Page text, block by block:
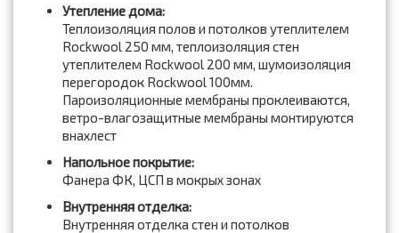
Утепление дома:
Теплоизоляция полов и потолков утеплителем
Rockwool 250 мм, теплоизоляция стен
утеплителем Rockwool 200 мм, шумоизоляция
перегородок Rockwool 100мм.
Пароизоляционные мембраны проклеиваются,
ветро-влагозащитные мембраны монтируются
внахлест
Напольное покрытие:
Фанера ФК, ЦСП в мокрых зонах
Внутренняя отделка:
Внутренняя отделка стен и потолков